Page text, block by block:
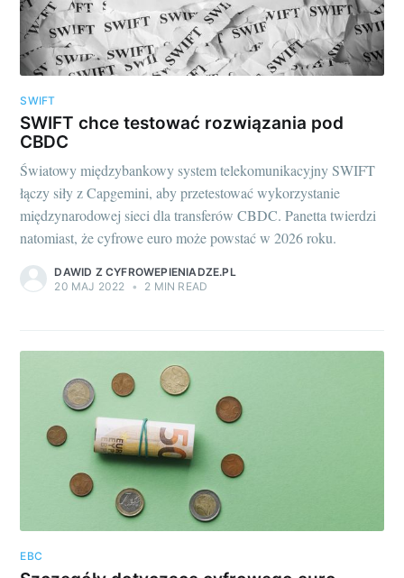
SWIFT
SWIFT chce testować rozwiązania pod
CBDC
Światowy międzybankowy system telekomunikacyjny SWIFT
łączy siły z Capgemini, aby przetestować wykorzystanie
międzynarodowej sieci dla transferów CBDC. Panetta twierdzi
natomiast, że cyfrowe euro może powstać w 2026 roku.
DAWID Z CYFROWEPIENIADZE.PL
20 MAJ 2022 • 2 MIN READ
EBC